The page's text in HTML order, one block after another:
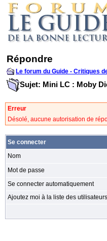
Répondre
Le forum du Guide - Critiques
Sujet: Mini LC : Moby
Erreur
Désolé, aucune autorisation de
Se connecter
Nom
Mot de passe
Se connecter automatiquement
Ajoutez moi à la liste des